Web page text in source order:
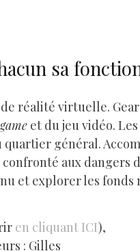
sa
réalité virtuelle.
et du jeu vidéo.
quartier général.
aux dangers
et explorer les
en cliquant ICI),
: Gilles